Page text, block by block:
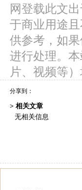
网登载此文
于商业用途
供参考，如
进行处理。
片、视频等
分享到：
> 相关文章
无相关信息